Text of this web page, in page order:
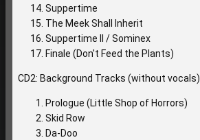
Suppertime
The Meek Shall Inherit
Suppertime II / Sominex
Finale (Don't Feed the Plants)
CD2: Background Tracks (without vocals)
Prologue (Little Shop of Horrors)
Skid Row
Da-Doo